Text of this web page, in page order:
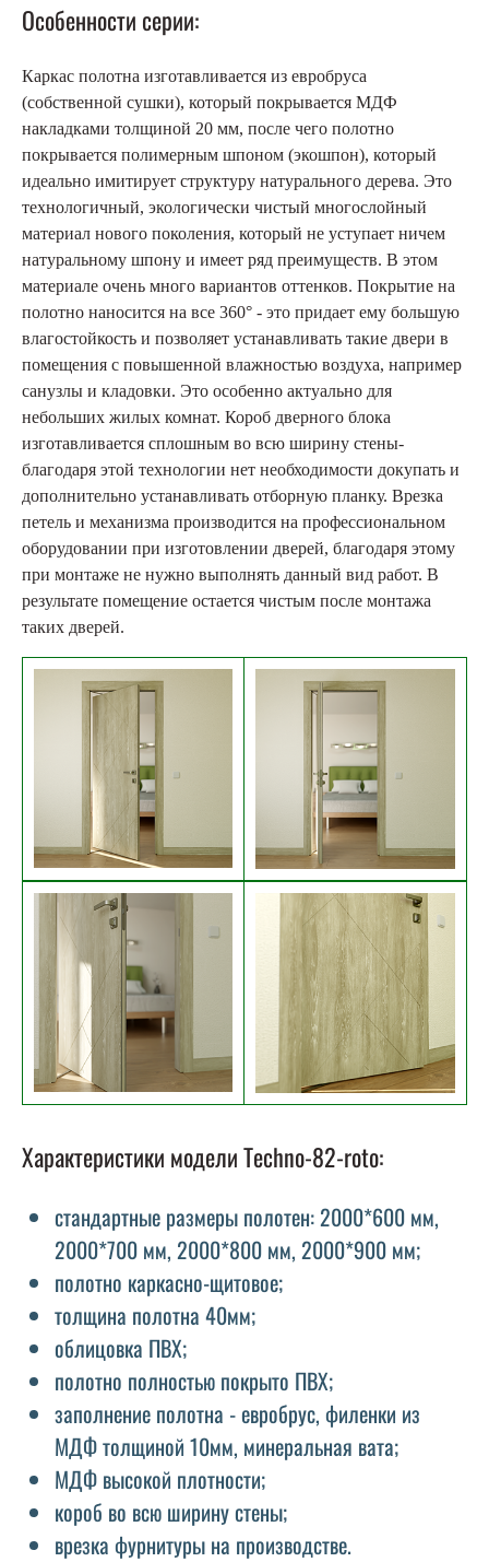
Особенности серии:
Каркас полотна изготавливается из евробруса
(собственной сушки), который покрывается МДФ
накладками толщиной 20 мм, после чего полотно
покрывается полимерным шпоном (экошпон), который
идеально имитирует структуру натурального дерева. Это
технологичный, экологически чистый многослойный
материал нового поколения, который не уступает ничем
натуральному шпону и имеет ряд преимуществ. В этом
материале очень много вариантов оттенков. Покрытие на
полотно наносится на все 360° - это придает ему большую
влагостойкость и позволяет устанавливать такие двери в
помещения с повышенной влажностью воздуха, например
санузлы и кладовки. Это особенно актуально для
небольших жилых комнат. Короб дверного блока
изготавливается сплошным во всю ширину стены-
благодаря этой технологии нет необходимости докупать и
дополнительно устанавливать отборную планку. Врезка
петель и механизма производится на профессиональном
оборудовании при изготовлении дверей, благодаря этому
при монтаже не нужно выполнять данный вид работ. В
результате помещение остается чистым после монтажа
таких дверей.
Характеристики модели Techno-82-roto:
стандартные размеры полотен: 2000*600 мм,
2000*700 мм, 2000*800 мм, 2000*900 мм;
полотно каркасно-щитовое;
толщина полотна 40мм;
облицовка ПВХ;
полотно полностью покрыто ПВХ;
заполнение полотна - евробрус, филенки из
МДФ толщиной 10мм, минеральная вата;
МДФ высокой плотности;
короб во всю ширину стены;
врезка фурнитуры на производстве.